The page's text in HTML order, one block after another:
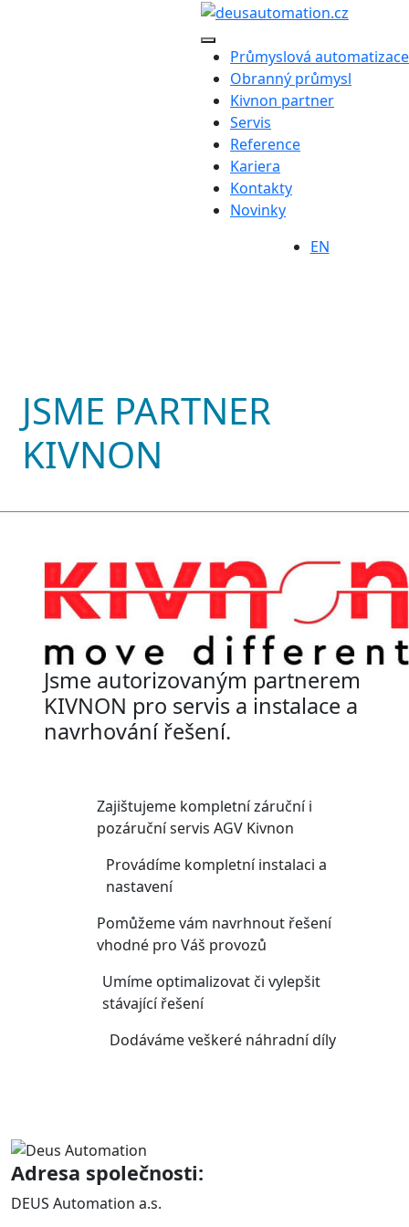
Průmyslová automatizace
Obranný průmysl
Kivnon partner
Servis
Reference
Kariera
Kontakty
Novinky
EN
JSME PARTNER
KIVNON
Jsme autorizovaným partnerem
KIVNON pro servis a instalace a
navrhování řešení.
Zajištujeme kompletní záruční i
pozáruční servis AGV Kivnon
Provádíme kompletní instalaci a
nastavení
Pomůžeme vám navrhnout řešení
vhodné pro Váš provozů
Umíme optimalizovat či vylepšit
stávající řešení
Dodáváme veškeré náhradní díly
Adresa společnosti:
DEUS Automation a.s.